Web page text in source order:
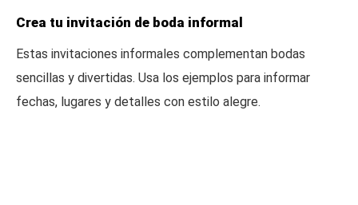
Crea tu invitación de boda informal
Estas invitaciones informales complementan bodas
sencillas y divertidas. Usa los ejemplos para informar
fechas, lugares y detalles con estilo alegre.